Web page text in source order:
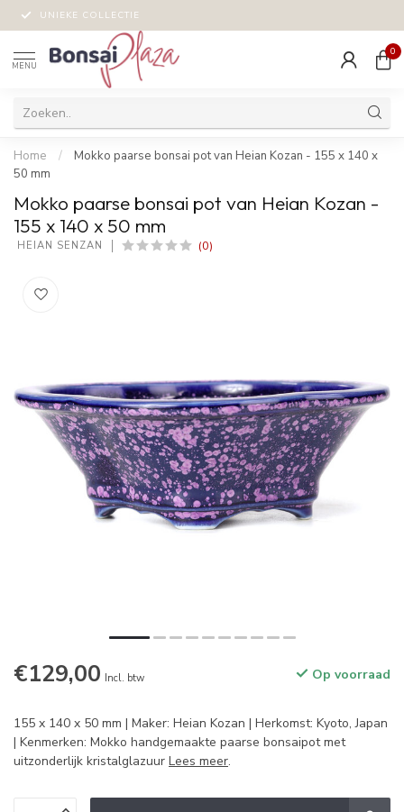
UNIEKE COLLECTIE
MENU
0
Home /
Mokko paarse bonsai pot van Heian Kozan - 155 x 140 x
50 mm
Mokko paarse bonsai pot van Heian Kozan -
155 x 140 x 50 mm
HEIAN SENZAN (0)
€129,00 Incl. btw Op voorraad
155 x 140 x 50 mm | Maker: Heian Kozan | Herkomst: Kyoto, Japan
| Kenmerken: Mokko handgemaakte paarse bonsaipot met
uitzonderlijk kristalglazuur Lees meer.